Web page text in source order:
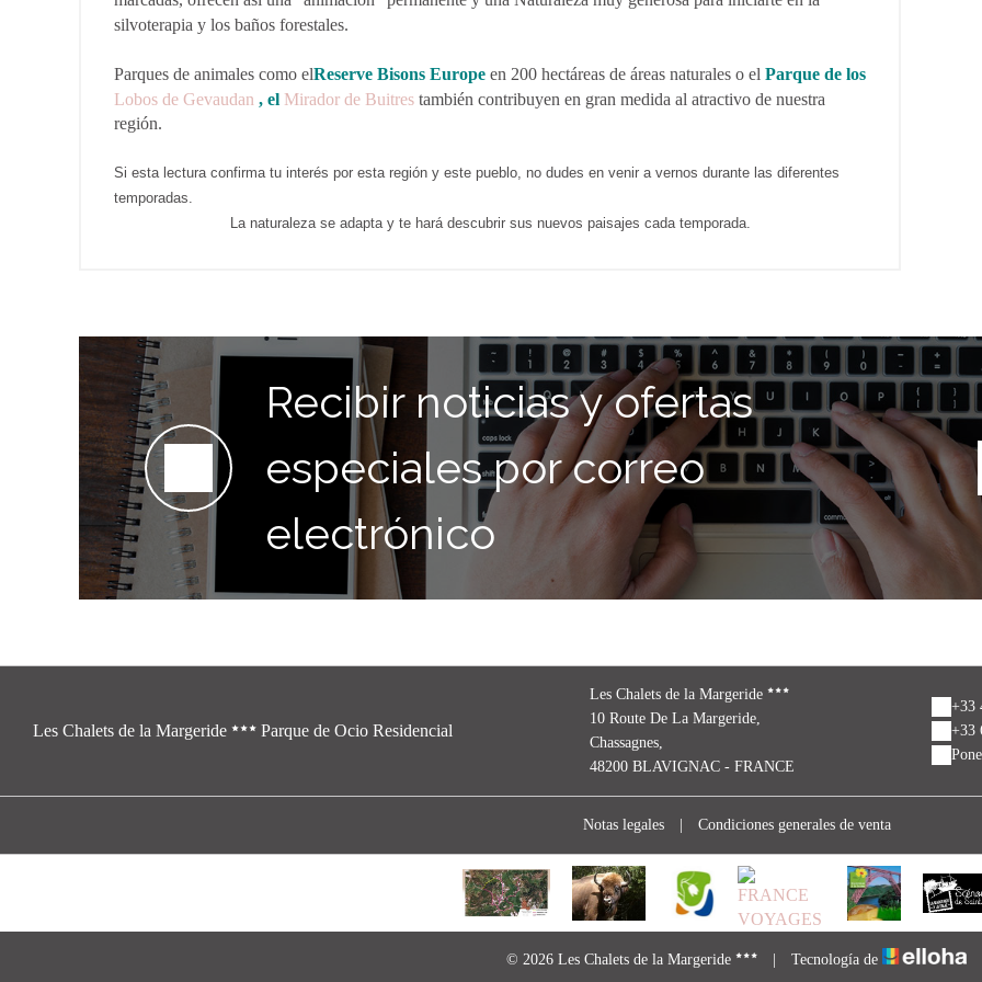
silvoterapia y los baños forestales.
Parques de animales como elReserve Bisons Europe en 200 hectáreas de áreas naturales o el Parque de los
Lobos de Gevaudan , el Mirador de Buitres también contribuyen en gran medida al atractivo de nuestra
región.
Si esta lectura confirma tu interés por esta región y este pueblo, no dudes en venir a vernos durante las diferentes
temporadas.
La naturaleza se adapta y te hará descubrir sus nuevos paisajes cada temporada.
Recibir noticias y ofertas
especiales por correo
electrónico
Les Chalets de la Margeride Parque de Ocio Residencial
Les Chalets de la Margeride
10 Route De La Margeride,
Chassagnes,
48200 BLAVIGNAC - FRANCE
+33
+33
Notas legales Condiciones generales de venta
© 2026 Les Chalets de la Margeride Tecnología de